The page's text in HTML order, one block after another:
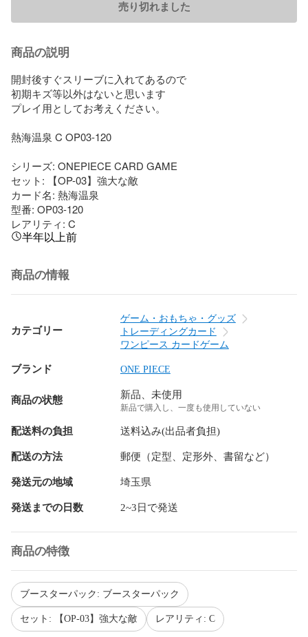
売り切れました
商品の説明
開封後すぐスリーブに入れてあるので
初期キズ等以外はないと思います
プレイ用としてお考えください。
熱海温泉 C OP03-120
シリーズ: ONEPIECE CARD GAME
セット: 【OP-03】強大な敵
カード名: 熱海温泉
型番: OP03-120
レアリティ: C
半年以上前
商品の情報
カテゴリー
ゲーム・おもちゃ・グッズ
トレーディングカード
ワンピース カードゲーム
ブランド ONE PIECE
商品の状態 新品、未使用
新品で購入し、一度も使用していない
配送料の負担 送料込み(出品者負担)
配送の方法 郵便（定型、定形外、書留など）
発送元の地域 埼玉県
発送までの日数 2~3日で発送
商品の特徴
ブースターパック: ブースターパック
セット: 【OP-03】強大な敵 レアリティ: C